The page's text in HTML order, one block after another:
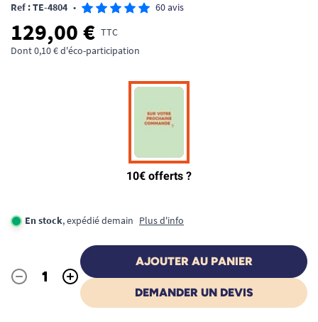
Ref : TE-4804 • 60 avis
129,00 € TTC
Dont 0,10 € d'éco-participation
En stock, expédié demain Plus d'info
Quantité
- +
AJOUTER AU PANIER
DEMANDER UN DEVIS